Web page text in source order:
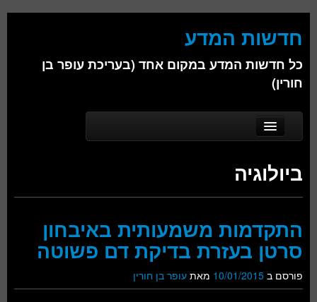
חדשות המדע
כל חדשות המדע במקום אחד (בעריכת עופר בן
חורין)
Main menu
Skip to primary content
Skip to secondary content
אודות
כימיה
פיזיקה
חברה
ביולוגיה
התקדמות משמעותית באיבחון
סרטן בעזרת בדיקת דם פשוטה
פורסם ב 10/01/2015 מאת עופר בן חורין